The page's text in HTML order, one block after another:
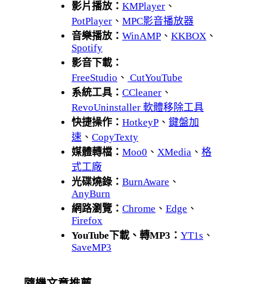
影片播放： KMPlayer 、
PotPlayer 、 MPC影音播放器
音樂播放： WinAMP 、 KKBOX 、
Spotify
影音下載：
FreeStudio 、 CutYouTube
系統工具： CCleaner 、
RevoUninstaller 軟體移除工具
快捷操作： HotkeyP 、 鍵盤加
速 、 CopyTexty
媒體轉檔： Moo0 、 XMedia 、 格
式工廠
光碟燒錄： BurnAware 、
AnyBurn
網路瀏覽： Chrome 、 Edge 、
Firefox
YouTube下載、轉MP3： YT1s 、
SaveMP3